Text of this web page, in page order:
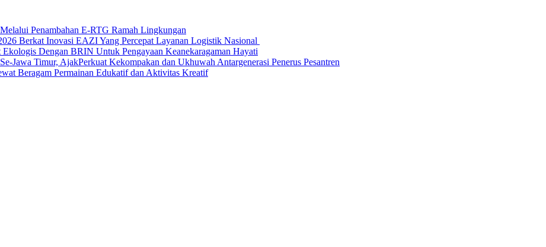
Penambahan E-RTG Ramah Lingkungan
Berkat Inovasi EAZI Yang Percepat Layanan Logistik Nasional
Dengan BRIN Untuk Pengayaan Keanekaragaman Hayati
Timur, AjakPerkuat Kekompakan dan Ukhuwah Antargenerasi Penerus Pesantren
Beragam Permainan Edukatif dan Aktivitas Kreatif